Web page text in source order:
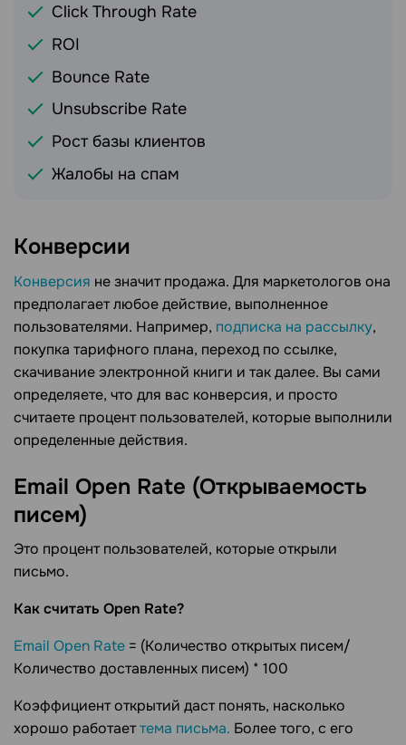
Click Through Rate
ROI
Bounce Rate
Unsubscribe Rate
Рост базы клиентов
Жалобы на спам
Конверсии
Конверсия не значит продажа. Для маркетологов она
предполагает любое действие, выполненное
пользователями. Например, подписка на рассылку,
покупка тарифного плана, переход по ссылке,
скачивание электронной книги и так далее. Вы сами
определяете, что для вас конверсия, и просто
считаете процент пользователей, которые выполнили
определенные действия.
Email Open Rate (Открываемость
писем)
Это процент пользователей, которые открыли
письмо.
Как считать Open Rate?
Email Open Rate = (Количество открытых писем/
Количество доставленных писем) * 100
Коэффициент открытий даст понять, насколько
хорошо работаеттема письма. Более того, с его